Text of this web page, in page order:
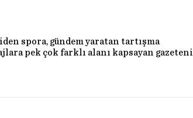
spora, gündem yaratan tartışma
pek çok farklı alanı kapsayan